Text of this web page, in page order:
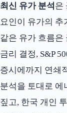
최신 유가 분석 은
요인이 유가의 추
같은 유가 흐름은
금리 결정, S&P
증시에까지 연쇄
분석을 토대로 에
짚고, 한국 개인